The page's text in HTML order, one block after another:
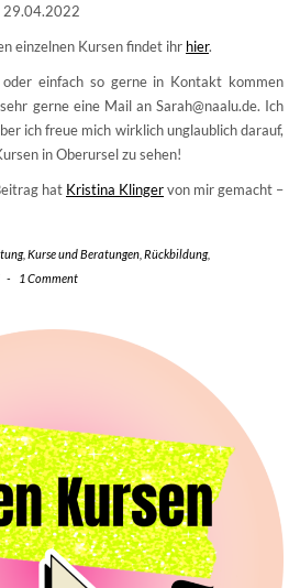
29.04.2022
einzelnen Kursen findet ihr hier.
einfach so gerne in Kontakt kommen
gerne eine Mail an Sarah@naalu.de. Ich
ich freue mich wirklich unglaublich darauf,
in Oberursel zu sehen!
hat Kristina Klingervon mir gemacht –
, Kurse und Beratungen Rückbildung,
- 1 Comment